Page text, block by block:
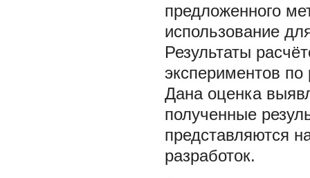
предложенного
использование
Результаты
экспериментов
Дана оценка
полученные
представляются
разработок.